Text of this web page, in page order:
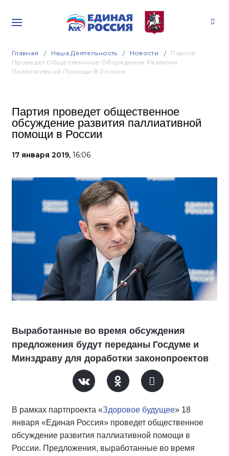
Главная Наша Деятельность Новости
Партия
Проведет Общественное Обсуждение Развития
Паллиативной Помощи В России
Партия проведет общественное
обсуждение развития паллиативной
помощи в России
17 января 2019, 16:06
Выработанные во время обсуждения
предложения будут переданы Госдуме и
Минздраву для доработки законопроектов
В рамках партпроекта «Здоровое будущее» 18
января «Единая Россия» проведет общественное
обсуждение развития паллиативной помощи в
России. Предложения, выработанные во время